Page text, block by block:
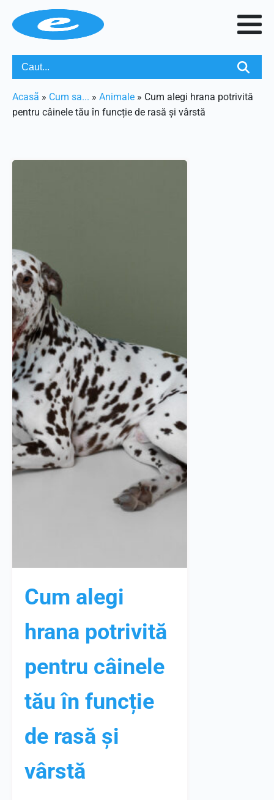
Acasã » Cum sa... » Animale » Cum alegi hrana potrivită
pentru câinele tău în funcție de rasă și vârstă
Cum alegi
hrana potrivită
pentru câinele
tău în funcție
de rasă și
vârstă